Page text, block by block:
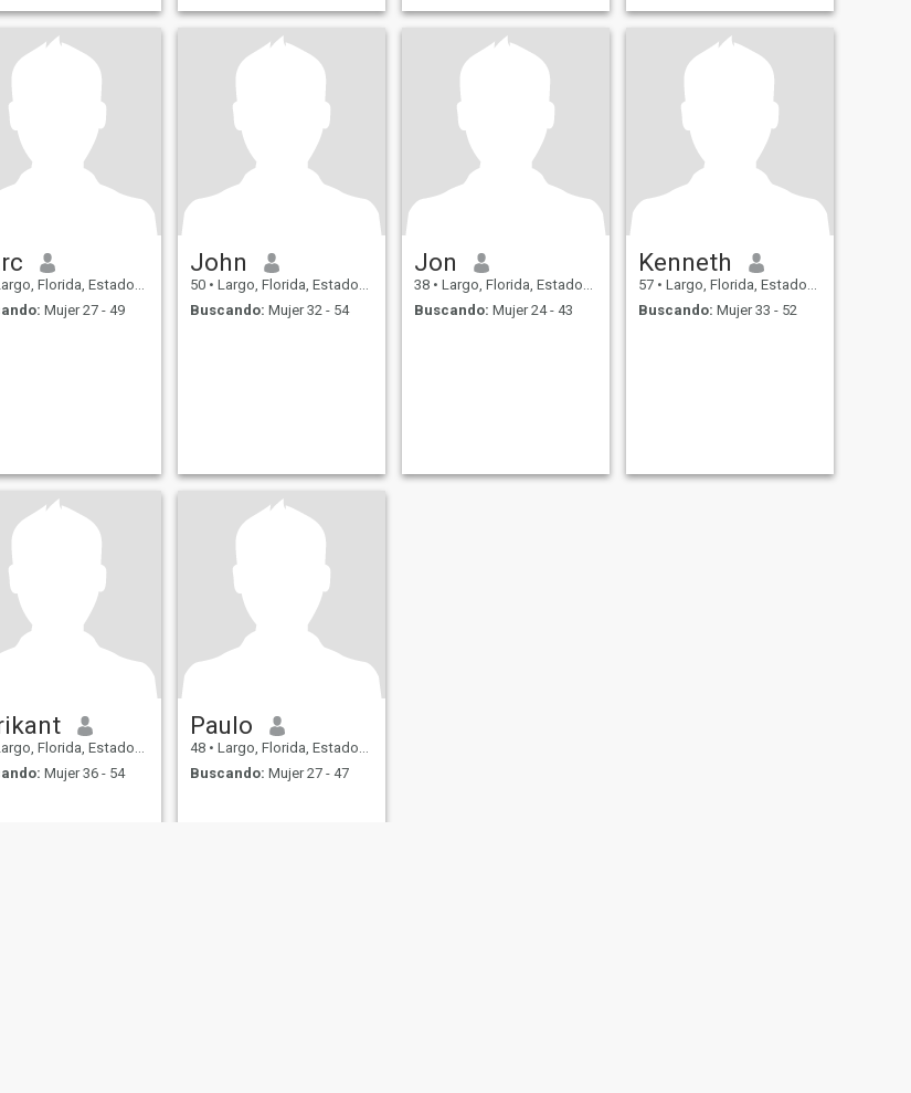
sincere to share life
Florida, Estados Unidos
Mujer 27 - 49
John
50 • Largo, Florida, Estados Unidos
Buscando: Mujer 32 - 54
Jon
38 • Largo, Florida, Estados Unidos
Buscando: Mujer 24 - 43
Kenneth
57 • Largo, Florida, Estados Unidos
Buscando: Mujer 33 - 52
Florida, Estados Unidos
Mujer 36 - 54
Paulo
48 • Largo, Florida, Estados Unidos
Buscando: Mujer 27 - 47